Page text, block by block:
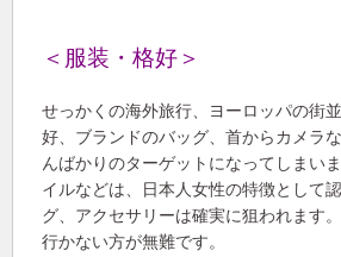
＜服装・格好＞
せっかくの海外旅行、ヨーロッパの街
好、ブランドのバッグ、首からカメラ
んばかりのターゲットになってしまい
イルなどは、日本人女性の特徴として
グ、アクセサリーは確実に狙われます
行かない方が無難です。